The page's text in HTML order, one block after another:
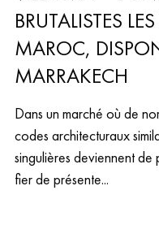
BRUTALISTES
MAROC,
MARRAKECH
Dans un marché où de
codes architecturaux
singulières deviennent de
fier de présente...